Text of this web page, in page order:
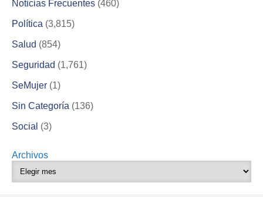
Noticias Frecuentes (460)
Política (3,815)
Salud (854)
Seguridad (1,761)
SeMujer (1)
Sin Categoría (136)
Social (3)
Archivos